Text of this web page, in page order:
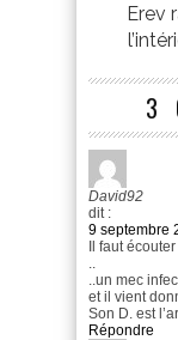
Erev
3
David92
dit :
9 septembre
Il faut
..
..un mec
et il vient
Son D. est
Répondre